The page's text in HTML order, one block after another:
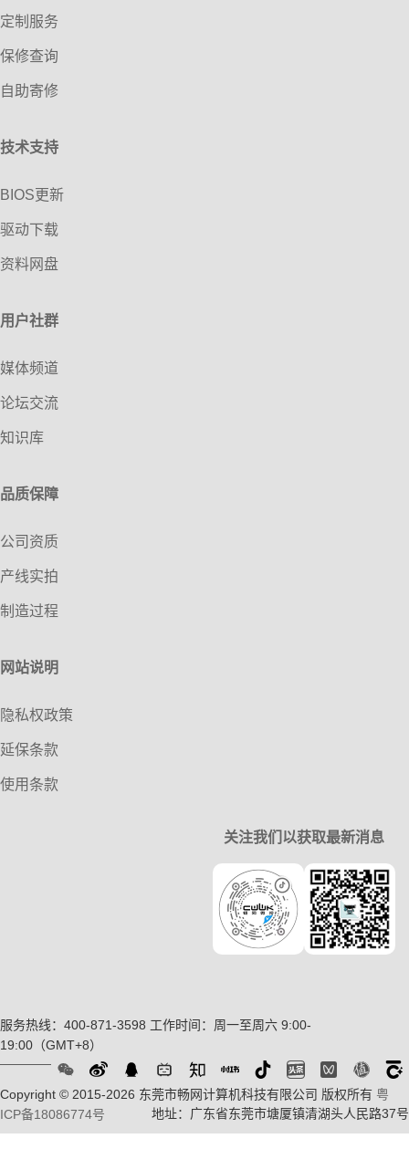
定制服务
保修查询
自助寄修
技术支持
BIOS更新
驱动下载
资料网盘
用户社群
媒体频道
论坛交流
知识库
品质保障
公司资质
产线实拍
制造过程
网站说明
隐私权政策
延保条款
使用条款
关注我们以获取最新消息
服务热线：400-871-3598 工作时间：周一至周六 9:00-
19:00（GMT+8）
Copyright © 2015-2026 东莞市畅网计算机科技有限公司 版权所有 粤
ICP备18086774号
地址：广东省东莞市塘厦镇清湖头人民路37号